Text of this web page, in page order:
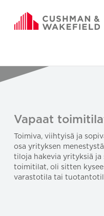
Vapaat
Toimiva, viihtyisä ja
osa yrityksen
tiloja hakevia yrityksiä
toimitilat, oli sitten
varastotila tai